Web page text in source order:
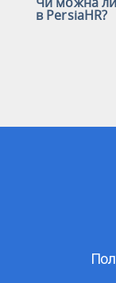
в PersiaHR?